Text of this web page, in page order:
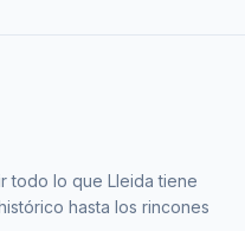
todo lo que Lleida tiene
hasta los rincones